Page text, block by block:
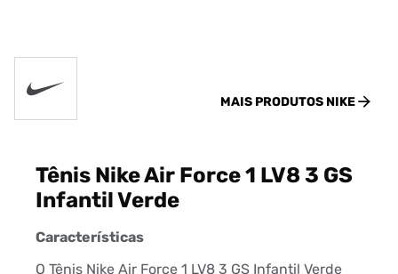
MAIS PRODUTOS NIKE
Tênis Nike Air Force 1 LV8 3 GS
Infantil Verde
Características
O Tênis Nike Air Force 1 LV8 3 GS Infantil Verde